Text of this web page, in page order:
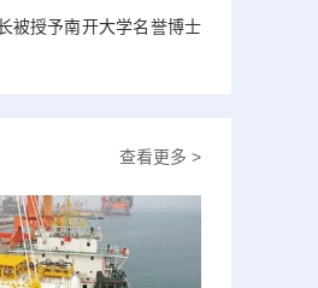
被授予南开大学名誉博士
查看更多 >